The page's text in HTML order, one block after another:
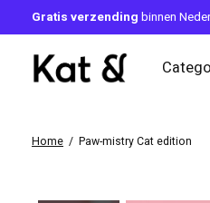
Gratis verzending binnen
Home / Paw-mistry Cat edition